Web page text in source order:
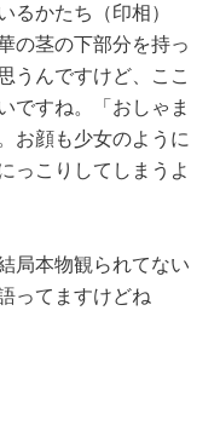
かたち（印相）
の茎の下部分を持っ
うんですけど、ここ
ですね。「おしゃま
お顔も少女のように
っこりしてしまうよ
局本物観られてない
ってますけどね